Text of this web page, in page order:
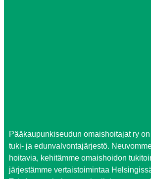
Pääkaupunkiseudun omaishoitajat ry
tuki- ja edunvalvontajärjestö.
hoitavia, kehitämme omaishoidon
järjestämme vertaistoimintaa